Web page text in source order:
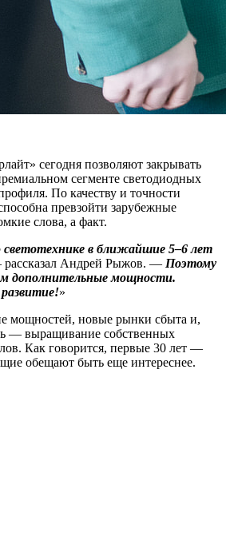
сегодня позволяют закрывать
сегменте светодиодных
По качеству и точности
превзойти зарубежные
слова, а факт.
в ближайшие 5–6 лет
Андрей Рыжов. — Поэтому
дополнительные мощности.
»
мощностей, новые рынки сбыта и,
— выращивание собственных
Как говорится, первые 30 лет —
обещают быть еще интереснее.